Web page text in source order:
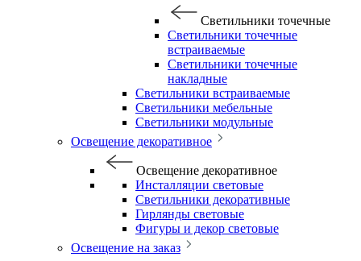
Светильники точечные
Светильники точечные
встраиваемые
Светильники точечные
накладные
Светильники встраиваемые
Светильники мебельные
Светильники модульные
Освещение декоративное
Освещение декоративное
Инсталляции световые
Светильники декоративные
Гирлянды световые
Фигуры и декор световые
Освещение на заказ